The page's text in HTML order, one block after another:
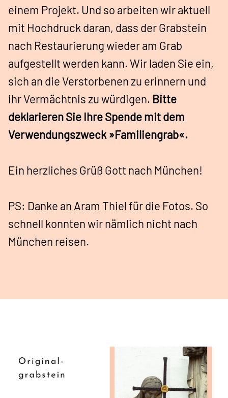
einem Projekt. Und so arbeiten wir aktuell
mit Hochdruck daran, dass der Grabstein
nach Restaurierung wieder am Grab
aufgestellt werden kann. Wir laden Sie ein,
sich an die Verstorbenen zu erinnern und
ihr Vermächtnis zu würdigen. Bitte
deklarieren Sie Ihre Spende mit dem
Verwendungszweck »Familiengrab«.
Ein herzliches Grüß Gott nach München!
PS: Danke an Aram Thiel für die Fotos. So
schnell konnten wir nämlich nicht nach
München reisen.